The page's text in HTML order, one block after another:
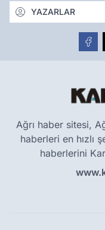
YAZARLAR
Ağrı haber sitesi,
haberleri en hızlı
haberlerini